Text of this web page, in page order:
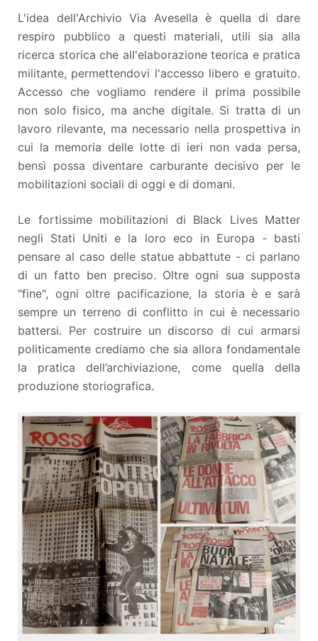
L'idea dell'Archivio Via Avesella è quella di dare
respiro pubblico a questi materiali, utili sia alla
ricerca storica che all'elaborazione teorica e pratica
militante, permettendovi l'accesso libero e gratuito.
Accesso che vogliamo rendere il prima possibile
non solo fisico, ma anche digitale. Si tratta di un
lavoro rilevante, ma necessario nella prospettiva in
cui la memoria delle lotte di ieri non vada persa,
bensì possa diventare carburante decisivo per le
mobilitazioni sociali di oggi e di domani.
Le fortissime mobilitazioni di Black Lives Matter
negli Stati Uniti e la loro eco in Europa - basti
pensare al caso delle statue abbattute - ci parlano
di un fatto ben preciso. Oltre ogni sua supposta
"fine", ogni oltre pacificazione, la storia è e sarà
sempre un terreno di conflitto in cui è necessario
battersi. Per costruire un discorso di cui armarsi
politicamente crediamo che sia allora fondamentale
la pratica dell’archiviazione, come quella della
produzione storiografica.